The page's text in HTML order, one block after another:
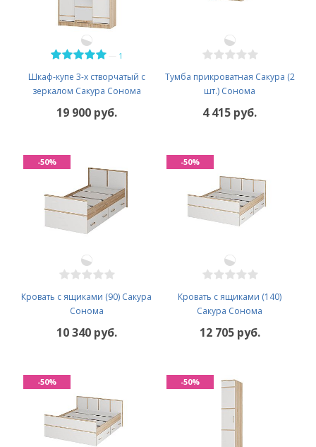
1
Шкаф-купе 3-х створчатый с
зеркалом Сакура Сонома
19 900 руб.
Тумба прикроватная Сакура (2
шт.) Сонома
4 415 руб.
Кровать с ящиками (90) Сакура
Сонома
10 340 руб.
-50%
Кровать с ящиками (140)
Сакура Сонома
12 705 руб.
-50%
-50% -50%